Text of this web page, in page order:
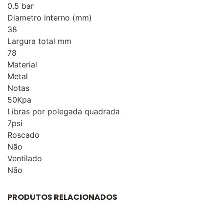
0.5 bar
Diametro interno (mm)
38
Largura total mm
78
Material
Metal
Notas
50Kpa
Libras por polegada quadrada
7psi
Roscado
Não
Ventilado
Não
PRODUTOS RELACIONADOS